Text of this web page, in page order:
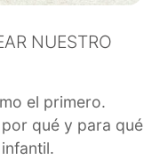
NUESTRO
el primero.
qué y para qué